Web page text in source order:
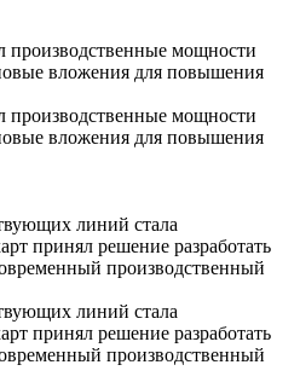
производственные мощности
вложения для повышения
производственные мощности
вложения для повышения
линий стала
принял решение разработать
производственный
линий стала
принял решение разработать
производственный